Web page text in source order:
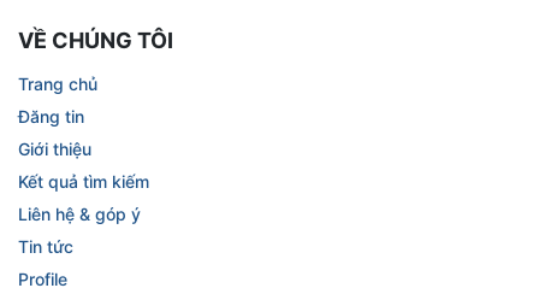
VỀ CHÚNG TÔI
Trang chủ
Đăng tin
Giới thiệu
Kết quả tìm kiếm
Liên hệ & góp ý
Tin tức
Profile